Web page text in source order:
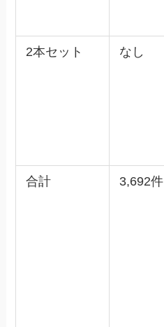
2本セット なし
合計 3,692件